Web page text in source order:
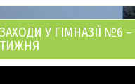
ЗАХОДИ У ГІМНАЗІЇ №6
ТИЖНЯ